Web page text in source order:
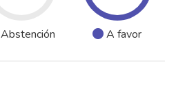
Abstención A favor